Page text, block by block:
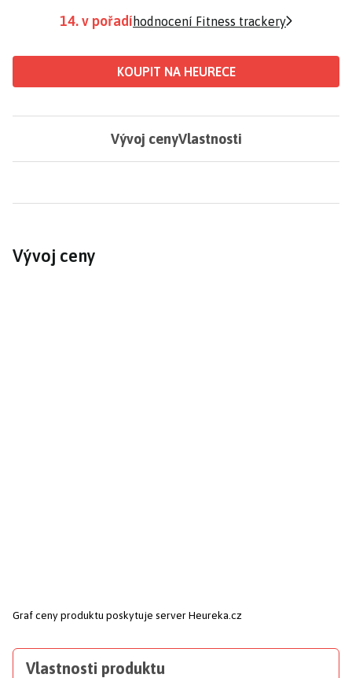
14. v pořadí hodnocení Fitness trackery
KOUPIT NA HEURECE
Vývoj cenyVlastnosti
Vývoj ceny
Graf ceny produktu poskytuje server Heureka.cz
Vlastnosti produktu